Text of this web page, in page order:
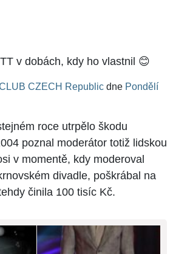
v dobách, kdy ho vlastnil 😊
CZECH Republic dne Pondělí
roce utrpělo škodu
poznal moderátor totiž lidskou
v momentě, kdy moderoval
divadle, poškrábal na
činila 100 tisíc Kč.